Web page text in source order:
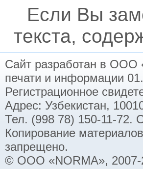
Если Вы
текста,
Сайт разработан в ООО
печати и информации
Регистрационное
Адрес: Узбекистан,
Тел. (998 78) 150-11-72.
Копирование
запрещено.
© ООО «NORMA», 2007-